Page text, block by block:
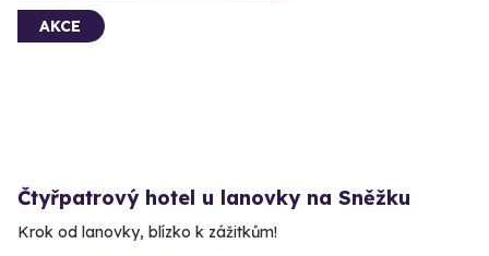
AKCE
Čtyřpatrový hotel u lanovky na Sněžku
Krok od lanovky, blízko k zážitkům!